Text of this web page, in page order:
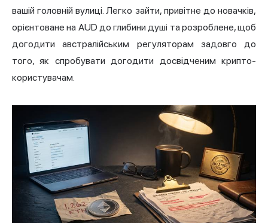
вашій головній вулиці. Легко зайти, привітне до новачків,
орієнтоване на AUD до глибини душі та розроблене, щоб
догодити австралійським регуляторам задовго до
того, як спробувати догодити досвідченим крипто-
користувачам.